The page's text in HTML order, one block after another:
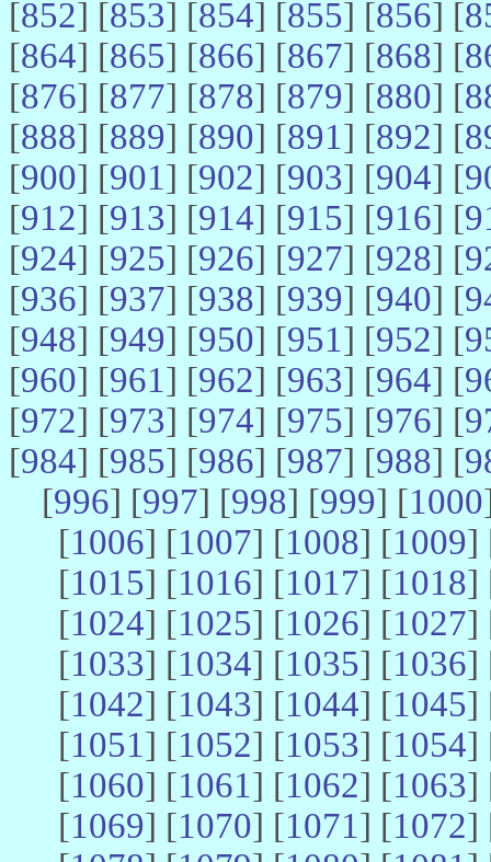
[852] [853] [854] [855] [856] [
[864] [865] [866] [867] [868] [
[876] [877] [878] [879] [880] [
[888] [889] [890] [891] [892] [
[900] [901] [902] [903] [904] [
[912] [913] [914] [915] [916] [
[924] [925] [926] [927] [928] [
[936] [937] [938] [939] [940] [
[948] [949] [950] [951] [952] [
[960] [961] [962] [963] [964] [
[972] [973] [974] [975] [976] [
[984] [985] [986] [987] [988] [
[996] [997] [998] [999] [1000
[1006] [1007] [1008] [1009]
[1015] [1016] [1017] [1018]
[1024] [1025] [1026] [1027]
[1033] [1034] [1035] [1036]
[1042] [1043] [1044] [1045]
[1051] [1052] [1053] [1054]
[1060] [1061] [1062] [1063]
[1069] [1070] [1071] [1072]